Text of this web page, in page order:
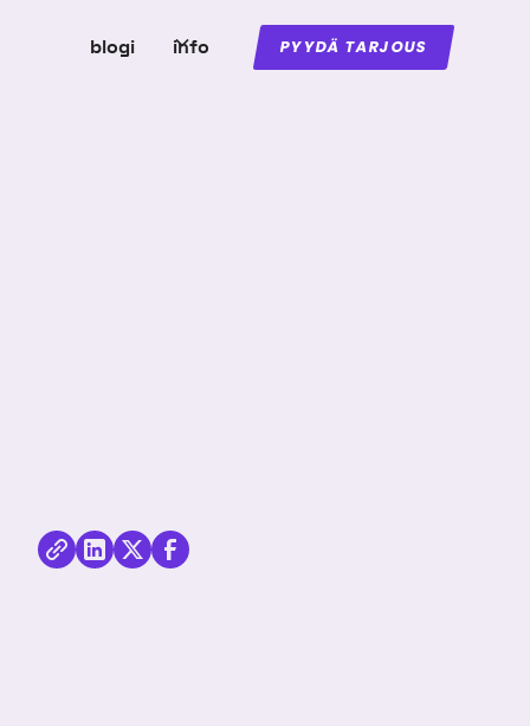
blogi info PYYDÄ TARJOUS
Jaa